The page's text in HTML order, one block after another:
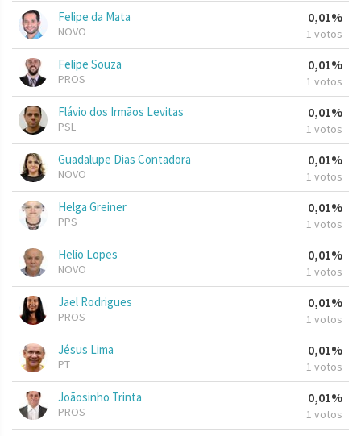
Felipe da Mata
NOVO
0,01%
1 votos
Felipe Souza
PROS
0,01%
1 votos
Flávio dos Irmãos Levitas
PSL
0,01%
1 votos
Guadalupe Dias Contadora
NOVO
0,01%
1 votos
Helga Greiner
PPS
0,01%
1 votos
Helio Lopes
NOVO
0,01%
1 votos
Jael Rodrigues
PROS
0,01%
1 votos
Jésus Lima
PT
0,01%
1 votos
Joãosinho Trinta
PROS
0,01%
1 votos